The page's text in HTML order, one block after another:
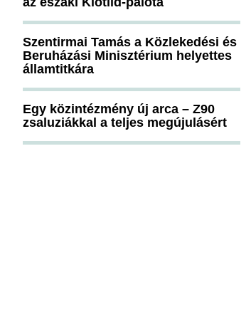
Szentirmai Tamás a Közlekedési és
Beruházási Minisztérium helyettes
államtitkára
Egy közintézmény új arca – Z90
zsaluziákkal a teljes megújulásért